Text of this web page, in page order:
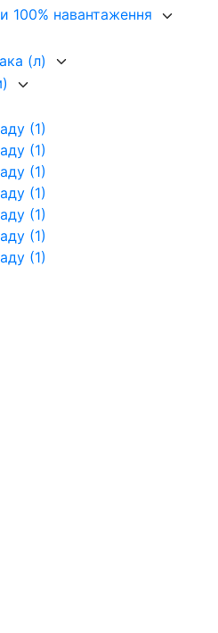
100% навантаження
(л)
(1)
(1)
(1)
(1)
(1)
(1)
(1)